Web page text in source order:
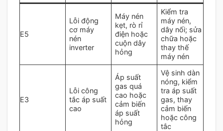
E5
Lỗi động
cơ máy
nén
inverter
Máy nén
kẹt, rò rỉ
điện hoặc
cuộn dây
hỏng
Kiểm tra
máy nén,
dây nối; sửa
chữa hoặc
thay thế
máy nén
E3
Lỗi công
tắc áp suất
cao
Áp suất
gas quá
cao hoặc
cảm biến
áp suất
hỏng
Vệ sinh dàn
nóng, kiểm
tra áp suất
gas, thay
cảm biến
hoặc công
tắc